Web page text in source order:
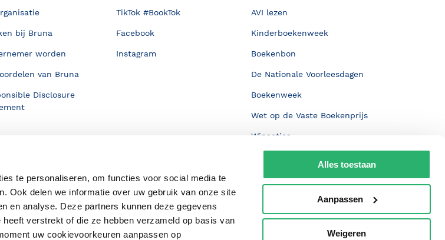
te personaliseren, om functies voor social media te
Ook delen we informatie over uw gebruik van onze site
en analyse. Deze partners kunnen deze gegevens
verstrekt of die ze hebben verzameld op basis van
uw cookievoorkeuren aanpassen op
Alles toestaan
Aanpassen
Weigeren
bij Bruna
worden
van Bruna
Disclosure
TikTok #BookTok
Facebook
Instagram
AVI lezen
Kinderboekenweek
Boekenbon
De Nationale Voorleesdagen
Boekenweek
Wet op de Vaste Boekenprijs
Winacties